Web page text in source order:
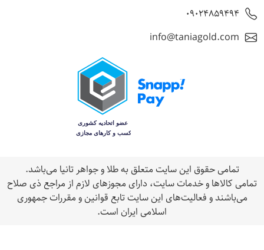
09024859494
info@taniagold.com
تمامی حقوق اين سایت متعلق به طلا و جواهر تانيا می‌باشد.
كالاها و خدمات سایت، داراى مجوزهای لازم از مراجع ذى صلاح
می‌باشند و فعاليت‌های اين سايت تابع قوانين و مقررات جمهوری
اسلامی ايران است.